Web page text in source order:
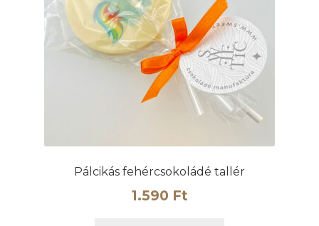
Pálcikás fehércsokoládé tallér
1.590 Ft